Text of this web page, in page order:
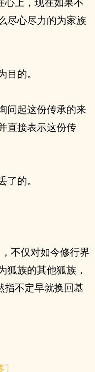
尽心尽力的为家族
的。
问起这份传承的来
直接表示这份传
的。
不仅对如今修行界
狐族的其他狐族，
不定早就换回基